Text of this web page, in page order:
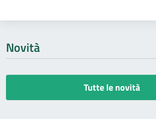
Novità
Tutte le novità